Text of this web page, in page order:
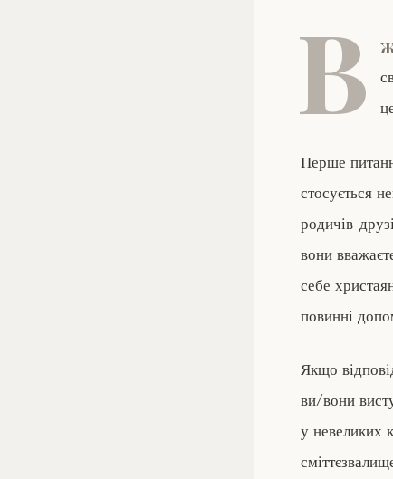
В
Перше
стосується
родичів-
вони
себе
повинні
Якщо
ви/вони
у невеликих